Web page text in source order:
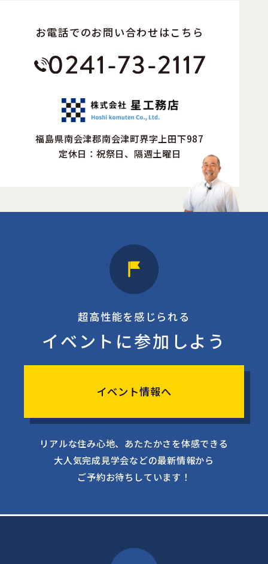
お電話でのお問い合わせはこちら
福島県南会津郡南会津町界字上田下987
定休日：祝祭日、隔週土曜日
超高性能を感じられる
イベントに参加しよう
イベント情報へ
リアルな住み心地、あたたかさを体感できる
大人気完成見学会などの最新情報から
ご予約お待ちしています！